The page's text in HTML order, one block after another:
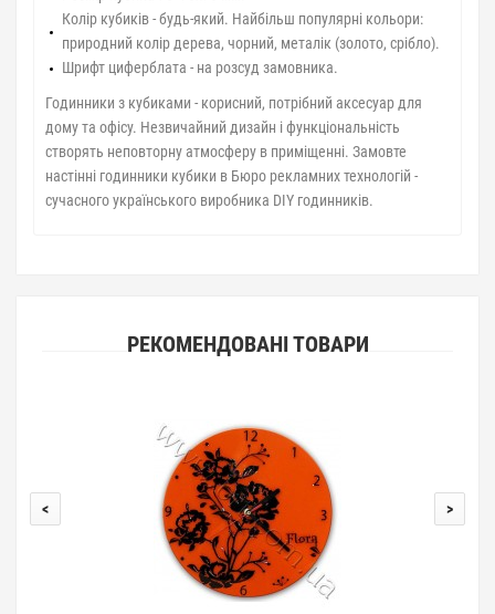
Колір кубиків - будь-який. Найбільш популярні кольори:
природний колір дерева, чорний, металік (золото, срібло).
Шрифт циферблата - на розсуд замовника.
Годинники з кубиками - корисний, потрібний аксесуар для
дому та офісу. Незвичайний дизайн і функціональність
створять неповторну атмосферу в приміщенні. Замовте
настінні годинники кубики в Бюро рекламних технологій -
сучасного українського виробника DIY годинників.
РЕКОМЕНДОВАНІ ТОВАРИ
< >